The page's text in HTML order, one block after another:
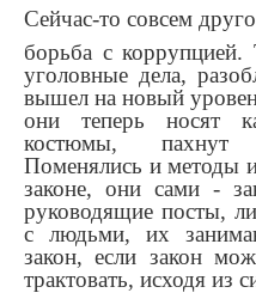
Сейчас-то совсем
борьба с
уголовные дела,
вышел на новый
они теперь носят
костюмы,
Поменялись и методы
законе, они сами -
руководящие посты,
с людьми, их
закон, если закон
трактовать, исходя из